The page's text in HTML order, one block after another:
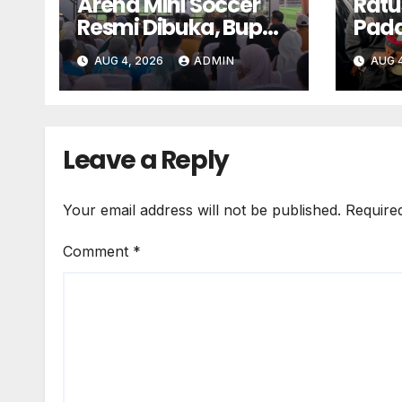
Resmi Dibuka, Bupati
Solok dan Wali Kota
Kompak Dukung
Pembinaan Atlet
AUG 4, 2026 ADMIN Jadi
AUG
Leave a Reply
Your email address will not be published.
Comment *